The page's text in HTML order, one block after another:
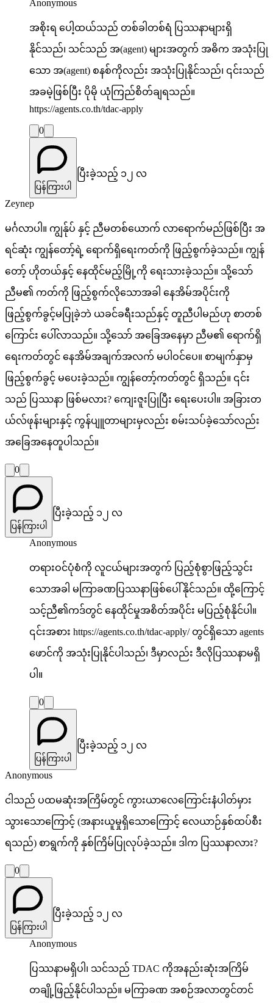
Anonymous
အစိုးရ ပေါ့ထယ်သည် တစ်ခါတစ်ရံ ပြဿနာများရှိ
နိုင်သည်၊ သင်သည် အ(agent) များအတွက် အဓိက အသုံးပြု
သော အ(agent) စနစ်ကိုလည်း အသုံးပြုနိုင်သည်၊ ၎င်းသည်
အခမဲ့ဖြစ်ပြီး ပိုမို ယုံကြည်စိတ်ချရသည်။
https://agents.co.th/tdac-apply
0
ပြန်ကြားပါ
ပြီးခဲ့သည့် ၁၂ လ
Zeynep
မင်္ဂလာပါ။ ကျွန်ုပ် နှင့် ညီမတစ်ယောက် လာရောက်မည်ဖြစ်ပြီး အ
ရင်ဆုံး ကျွန်တော့်ရဲ့ ရောက်ရှိရေးကတ်ကို ဖြည့်စွက်ခဲ့သည်။ ကျွန်
တော့် ဟိုတယ်နှင့် နေထိုင်မည့်မြို့ကို ရေးသားခဲ့သည်။ သို့သော်
ညီမ၏ ကတ်ကို ဖြည့်စွက်လိုသောအခါ နေအိမ်အပိုင်းကို
ဖြည့်စွက်ခွင့်မပြုခဲ့ဘဲ ယခင်ခရီးသည်နှင့် တူညီပါမည်ဟု စာတစ်
ကြောင်း ပေါ်လာသည်။ သို့သော် အခြေအနေမှာ ညီမ၏ ရောက်ရှိ
ရေးကတ်တွင် နေအိမ်အချက်အလက် မပါဝင်ပေ။ စာမျက်နှာမှ
ဖြည့်စွက်ခွင့် မပေးခဲ့သည်။ ကျွန်တော့်ကတ်တွင် ရှိသည်။ ၎င်း
သည် ပြဿနာ ဖြစ်မလား? ကျေးဇူးပြုပြီး ရေးပေးပါ။ အခြားတ
ယ်လ်ဖုန်းများနှင့် ကွန်ပျူတာများမှလည်း စမ်းသပ်ခဲ့သော်လည်း
အခြေအနေတူပါသည်။
0
ပြန်ကြားပါ
ပြီးခဲ့သည့် ၁၂ လ
Anonymous
တရားဝင်ပုံစံကို လူငယ်များအတွက် ပြည့်စုံစွာဖြည့်သွင်း
သောအခါ မကြာခဏပြဿနာဖြစ်ပေါ်နိုင်သည်။ ထို့ကြောင့်
သင့်ညီ၏ကဒ်တွင် နေထိုင်မှုအစိတ်အပိုင်း မပြည့်စုံနိုင်ပါ။
၎င်းအစား https://agents.co.th/tdac-apply/ တွင်ရှိသော agents
ဖောင်ကို အသုံးပြုနိုင်ပါသည်၊ ဒီမှာလည်း ဒီလိုပြဿနာမရှိ
ပါ။
0
ပြန်ကြားပါ
ပြီးခဲ့သည့် ၁၂ လ
Anonymous
ငါသည် ပထမဆုံးအကြိမ်တွင် ကွားယာလေကြောင်းနံပါတ်မှား
သွားသောကြောင့် (အနားယူမှုရှိသောကြောင့် လေယာဉ်နှစ်ထပ်စီး
ရသည်) စာရွက်ကို နှစ်ကြိမ်ပြုလုပ်ခဲ့သည်။ ဒါက ပြဿနာလား?
0
ပြန်ကြားပါ
ပြီးခဲ့သည့် ၁၂ လ
Anonymous
ပြဿနာမရှိပါ၊ သင်သည် TDAC ကိုအနည်းဆုံးအကြိမ်
တချို့ဖြည့်နိုင်ပါသည်။ မကြာခဏ အစဉ်အလာတွင်တင်